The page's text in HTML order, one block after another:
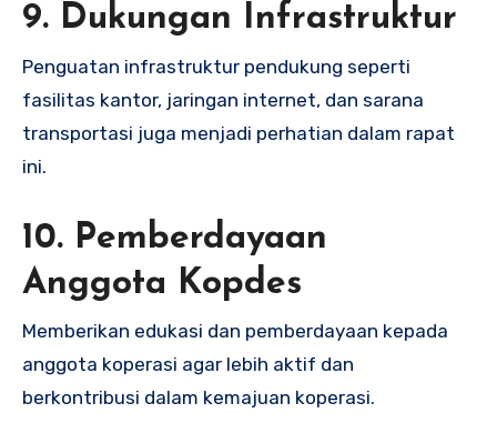
9. Dukungan Infrastruktur
Penguatan infrastruktur pendukung seperti
fasilitas kantor, jaringan internet, dan sarana
transportasi juga menjadi perhatian dalam rapat
ini.
10. Pemberdayaan
Anggota Kopdes
Memberikan edukasi dan pemberdayaan kepada
anggota koperasi agar lebih aktif dan
berkontribusi dalam kemajuan koperasi.